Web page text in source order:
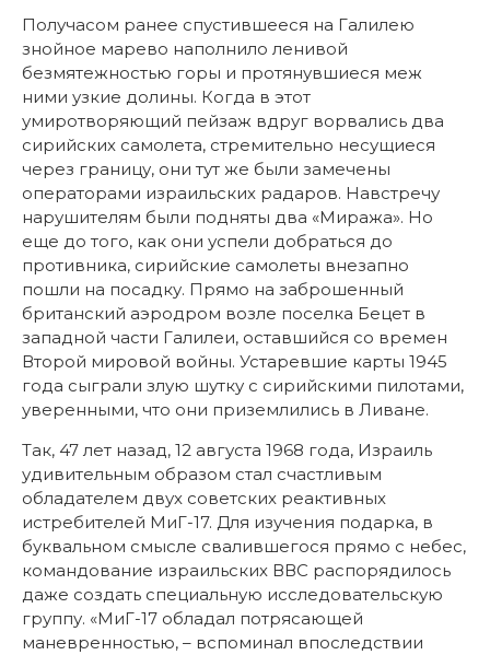
Получасом ранее спустившееся на Галилею
знойное марево наполнило ленивой
безмятежностью горы и протянувшиеся меж
ними узкие долины. Когда в этот
умиротворяющий пейзаж вдруг ворвались два
сирийских самолета, стремительно несущиеся
через границу, они тут же были замечены
операторами израильских радаров. Навстречу
нарушителям были подняты два «Миража». Но
еще до того, как они успели добраться до
противника, сирийские самолеты внезапно
пошли на посадку. Прямо на заброшенный
британский аэродром возле поселка Бецет в
западной части Галилеи, оставшийся со времен
Второй мировой войны. Устаревшие карты 1945
года сыграли злую шутку с сирийскими пилотами,
уверенными, что они приземлились в Ливане.
Так, 47 лет назад, 12 августа 1968 года, Израиль
удивительным образом стал счастливым
обладателем двух советских реактивных
истребителей МиГ-17. Для изучения подарка, в
буквальном смысле свалившегося прямо с небес,
командование израильских ВВС распорядилось
даже создать специальную исследовательскую
группу. «МиГ-17 обладал потрясающей
маневренностью, – вспоминал впоследствии